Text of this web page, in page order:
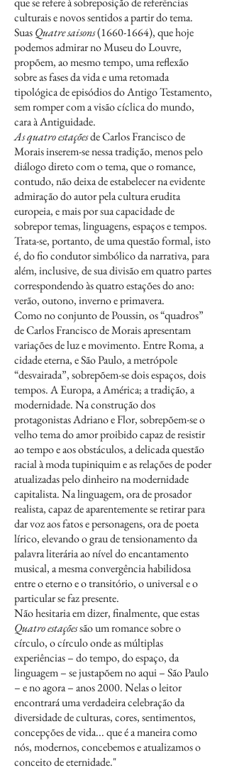
culturais e novos sentidos a partir do tema.
SuasQuatre saisons(1660-1664), que hoje
podemos admirar no Museu do Louvre,
propõem, ao mesmo tempo, uma reflexão
sobre as fases da vida e uma retomada
tipológica de episódios do Antigo Testamento,
sem romper com a visão cíclica do mundo,
cara à Antiguidade.
As quatro estaçõesde Carlos Francisco de
Morais inserem-se nessa tradição, menos pelo
diálogo direto com o tema, que o romance,
contudo, não deixa de estabelecer na evidente
admiração do autor pela cultura erudita
europeia, e mais por sua capacidade de
sobrepor temas, linguagens, espaços e tempos.
Trata-se, portanto, de uma questão formal, isto
é, do fio condutor simbólico da narrativa, para
além, inclusive, de sua divisão em quatro partes
correspondendo às quatro estações do ano:
verão, outono, inverno e primavera.
Como no conjunto de Poussin, os “quadros”
de Carlos Francisco de Morais apresentam
variações de luz e movimento. Entre Roma, a
cidade eterna, e São Paulo, a metrópole
“desvairada”, sobrepõem-se dois espaços, dois
tempos. A Europa, a América; a tradição, a
modernidade. Na construção dos
protagonistas Adriano e Flor, sobrepõem-se o
velho tema do amor proibido capaz de resistir
ao tempo e aos obstáculos, a delicada questão
racial à moda tupiniquim e as relações de poder
atualizadas pelo dinheiro na modernidade
capitalista. Na linguagem, ora de prosador
realista, capaz de aparentemente se retirar para
dar voz aos fatos e personagens, ora de poeta
lírico, elevando o grau de tensionamento da
palavra literária ao nível do encantamento
musical, a mesma convergência habilidosa
entre o eterno e o transitório, o universal e o
particular se faz presente.
Não hesitaria em dizer, finalmente, que estas
Quatro estaçõessão um romance sobre o
círculo, o círculo onde as múltiplas
experiências – do tempo, do espaço, da
linguagem – se justapõem no aqui – São Paulo
– e no agora – anos 2000. Nelas o leitor
encontrará uma verdadeira celebração da
diversidade de culturas, cores, sentimentos,
concepções de vida... que é a maneira como
nós, modernos, concebemos e atualizamos o
conceito de eternidade."